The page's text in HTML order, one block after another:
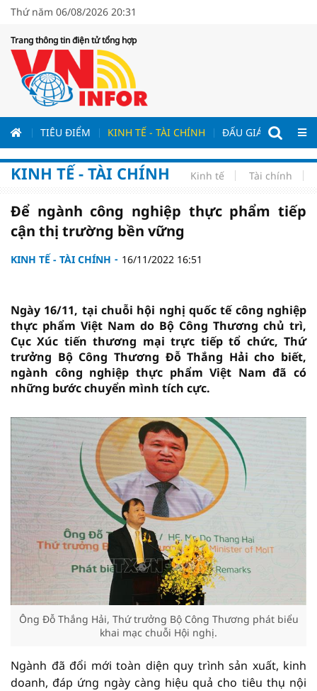
Thứ năm 06/08/2026 20:31
Trang thông tin điện tử tổng hợp
TIÊU ĐIỂM KINH TẾ - TÀI CHÍNH ĐẤU GIÁ - ĐẤU
KINH TẾ - TÀI CHÍNH Kinh tế Tài chính
Để ngành công nghiệp thực phẩm tiếp
cận thị trường bền vững
KINH TẾ - TÀI CHÍNH 16/11/2022 16:51
Ngày 16/11, tại chuỗi hội nghị quốc tế công nghiệp
thực phẩm Việt Nam do Bộ Công Thương chủ trì,
Cục Xúc tiến thương mại trực tiếp tổ chức, Thứ
trưởng Bộ Công Thương Đỗ Thắng Hải cho biết,
ngành công nghiệp thực phẩm Việt Nam đã có
những bước chuyển mình tích cực.
Ông Đỗ Thắng Hải, Thứ trưởng Bộ Công Thương phát biểu
khai mạc chuỗi Hội nghị.
Ngành đã đổi mới toàn diện quy trình sản xuất, kinh
doanh, đáp ứng ngày càng hiệu quả cho tiêu thụ nội